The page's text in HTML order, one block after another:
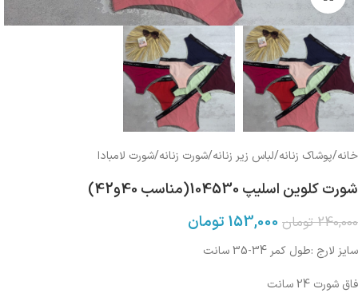
خانه/پوشاک زنانه/لباس زیر زنانه/شورت زنانه/شورت لامبادا
شورت کلوین اسلیپ 104530(مناسب 40و42)
240,000 تومان 153,000 تومان
سایز لارج :طول کمر 34-35 سانت
فاق شورت 24 سانت